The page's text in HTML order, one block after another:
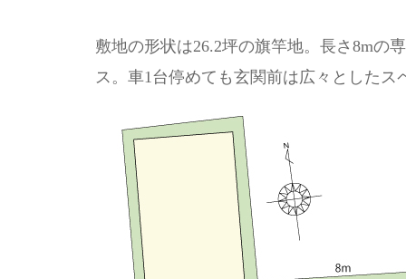
敷地の形状は26.2坪の旗竿地。長さ8mの
ス。車1台停めても玄関前は広々とした